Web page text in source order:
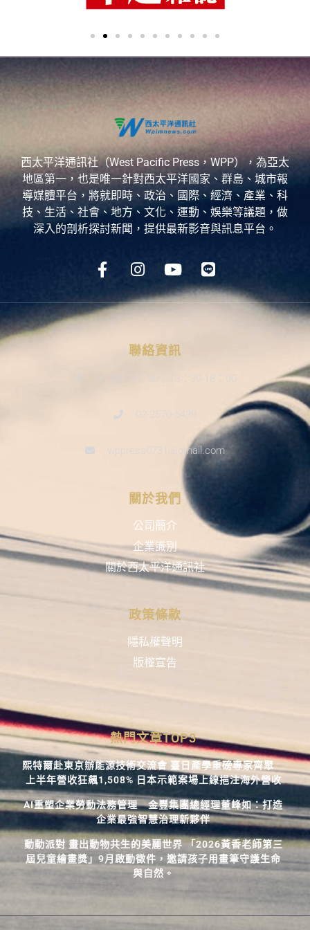
西太平洋通訊社（West Pacific Press，WPP），為亞太
地區第一，也是唯一針對西太平洋國家、群島、城市報
導媒體平台，將就即時、政治、國際、經濟、產業、科
技、生活、社會、地方、文化、運動、娛樂等議題，做
深入的剖析探討新聞，提供最新影音與訊息平台。
聯絡資訊
9：30-12：00；13：30-18：00
02-2570-5439
wppress0731@gmail.com
關於我們
公司簡介
企業識別
關於西太平洋通訊社
政策條款
隱私權聲明
版權宣告
熱門文章TOP3
熙特爾赴東京辦能源技術交流會 臺日產學重磅專家齊聚
上半年營收狂飆1,508% 日本示範案場上線挹注海外營收
AI重塑企業勞動法務管理 金豐集團總經理董峰如：打造
企業最強智慧治理新夥伴
動動派對 畫出動物共生的美麗世界 「2026黃香老師第三
屆兒童繪畫獎」9月啟動徵件，邀請孩子用畫筆守護生命
與自然。